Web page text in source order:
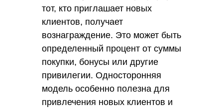
тот, кто приглашает новых
клиентов, получает
вознаграждение. Это может быть
определенный процент от суммы
покупки, бонусы или другие
привилегии. Односторонняя
модель особенно полезна для
привлечения новых клиентов и